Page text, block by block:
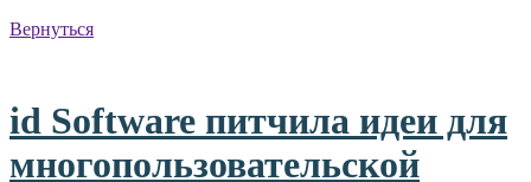
Вернуться
id Software питчила идеи для
многопользовательской